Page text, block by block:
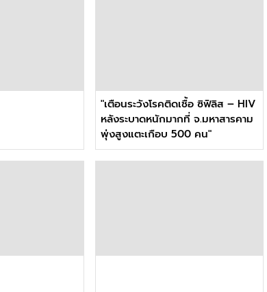
"เตือนระวังโรคติดเชื้อ ซิฟิลิส – HIV
หลังระบาดหนักมากที่ จ.มหาสารคาม
พุ่งสูงแตะเกือบ 500 คน"